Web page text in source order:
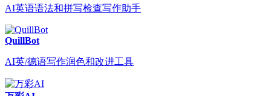
AI英语语法和拼写检查写作助手
QuillBot
AI英/德语写作润色和改进工具